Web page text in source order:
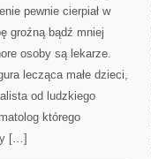
pewnie cierpiał w
groźną bądź mniej
osoby są lekarze.
lecząca małe dzieci,
od ludzkiego
którego
[…]